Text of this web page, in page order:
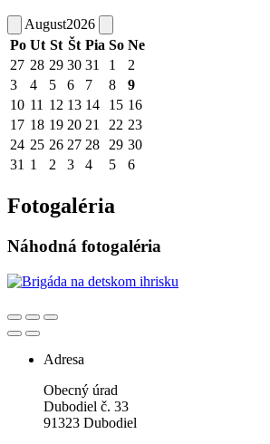
August2026
Po Ut St Št Pia So Ne
27 28 29 30 31 1
2
3
4 5 6 7 8
9
10 11 12 13 14 15 16
17 18 19 20 21 22 23
24 25 26 27 28 29 30
31 1 2 3 4 5 6
Fotogaléria
Náhodná fotogaléria
Adresa
Obecný úrad
Dubodiel č. 33
91323 Dubodiel